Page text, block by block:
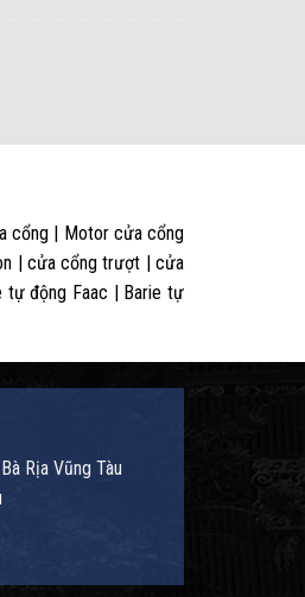
cổng | Motor cửa cổng
| cửa cổng trượt | cửa
tự động Faac | Barie tự
Rịa Vũng Tàu